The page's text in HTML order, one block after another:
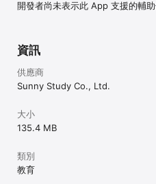
開發者尚未表示此 App 支援的輔助
資訊
供應商
Sunny Study Co., Ltd.
大小
135.4 MB
類別
教育